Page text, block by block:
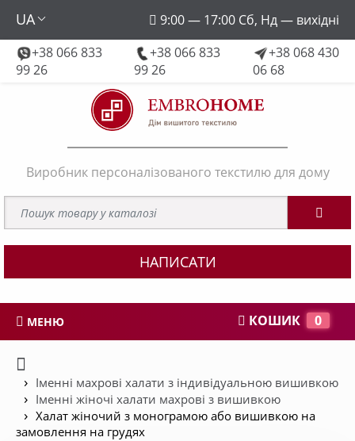
UA
9:00 — 17:00 Сб, Нд — вихідні
+38 066 833
99 26
+38 066 833
99 26
+38 068 430
06 68
embroforhome@gmail.com
Виробник персоналізованого текстилю для дому
НАПИСАТИ
МЕНЮ КОШИК 0
Іменні махрові халати з індивідуальною вишивкою
Іменні жіночі халати махрові з вишивкою
Халат жіночий з монограмою або вишивкою на
замовлення на грудях